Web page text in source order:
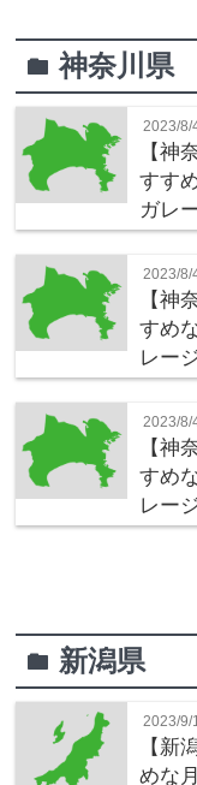
folder神奈川県
2023/8/
【神
すす
ガレ
2023/8/
【神
すめ
レージ
2023/8/
【神
すめ
レージ
folder 新潟県
2023/9/
【新
めな